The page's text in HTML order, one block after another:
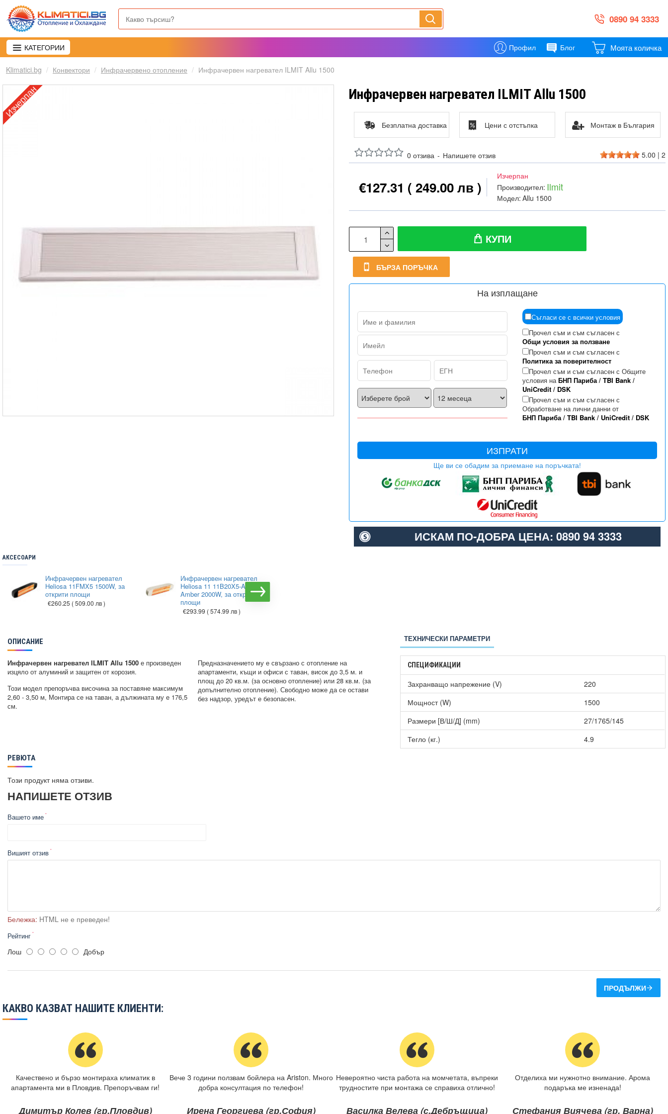
0890 94 3333
КАТЕГОРИИ Профил Блог Моята количка
Klimatici.bg Конвектори Инфрачервено отопление Инфрачервен нагревател ILMIT Allu 1500
Изчерпан Инфрачервен нагревател ILMIT Allu 1500
0 отзива - Напишете отзив 5.00 | 2
€127.31 ( 249.00 лв )
Изчерпан
Производител: Ilmit
Модел: Allu 1500
КУПИ
БЪРЗА ПОРЪЧКА
На изплащане
Съгласи се с всички условия
Прочел съм и съм съгласен с
Общи условия за ползване
Прочел съм и съм съгласен с
Политика за поверителност
Прочел съм и съм съгласен с Общите
условия наБНП Париба/ TBI Bank/
UniCredit/ DSK
Прочел съм и съм съгласен с
Обработване на лични данни от
БНП Париба/ TBI Bank/ UniCredit/ DSK
ИЗПРАТИ
Ще ви се обадим за приемане на поръчката!
Безплатна доставка Цени с отстъпка Монтаж в България
ИСКАМ ПО-ДОБРА ЦЕНА: 0890 94 3333
АКСЕСОАРИ
Инфрачервен нагревател
Heliosa 11FMX5 1500W, за
открити площи
€260.25 ( 509.00 лв )
Инфрачервен нагревател
Heliosa 11 11B20X5-ALC
Amber 2000W, за открити
площи
€293.99 ( 574.99 лв )
ОПИСАНИЕ
Инфрачервен нагревател ILMIT Allu 1500 е произведен
изцяло от алуминий и защитен от корозия.
Този модел препоръчва височина за поставяне максимум
2,60 - 3,50 м, Монтира се на таван, а дължината му е 176,5
см.
Предназначението му е свързано с отопление на
апартаменти, къщи и офиси с таван, висок до 3,5 м. и
площ до 20 кв.м. (за основно отопление) или 28 кв.м. (за
допълнително отопление). Свободно може да се остави
без надзор, уредът е безопасен.
ТЕХНИЧЕСКИ ПАРАМЕТРИ
СПЕЦИФИКАЦИИ
Захранващо напрежение (V)
220
Мощност (W)
1500
Размери [В/Ш/Д] (mm)
27/1765/145
Тегло (кг.)
4.9
РЕВЮТА
Този продукт няма отзиви.
НАПИШЕТЕ ОТЗИВ
Вашето име
Вишият отзив
Бележка: HTML не е преведен!
Рейтинг
Лош Добър
ПРОДЪЛЖИ
КАКВО КАЗВАТ НАШИТЕ КЛИЕНТИ:
Качествено и бързо монтираха климатик в
апартамента ми в Пловдив. Препоръчвам ги!
Димитър Колев (гр.Пловдив)
Вече 3 години ползвам бойлера на Ariston. Много
добра консултация по телефон!
Ирена Георгиева (гр.София)
Невероятно чиста работа на момчетата, въпреки
трудностите при монтажа се справиха отлично!
Василка Велева (с.Дебръщица)
Отделиха ми нужнотно внимание. Арома
подаръка ме изненада!
Стефания Виячева (гр. Варна)